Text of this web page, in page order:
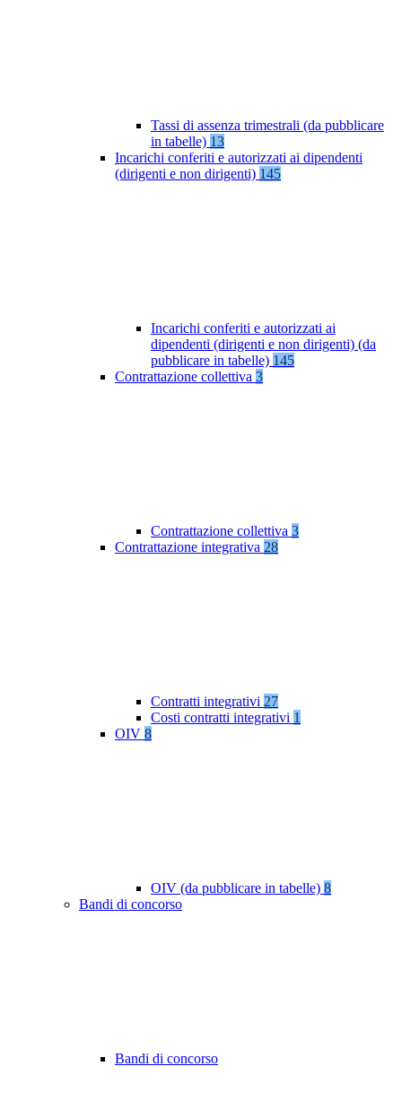
Tassi di assenza trimestrali (da pubblicare
in tabelle) 13
Incarichi conferiti e autorizzati ai dipendenti
(dirigenti e non dirigenti) 145
Incarichi conferiti e autorizzati ai
dipendenti (dirigenti e non dirigenti) (da
pubblicare in tabelle) 145
Contrattazione collettiva 3
Contrattazione collettiva 3
Contrattazione integrativa 28
Contratti integrativi 27
Costi contratti integrativi 1
OIV 8
OIV (da pubblicare in tabelle) 8
Bandi di concorso
Bandi di concorso